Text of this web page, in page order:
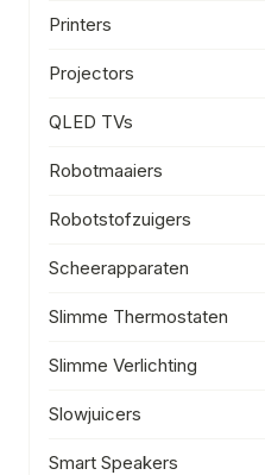
Printers
Projectors
QLED TVs
Robotmaaiers
Robotstofzuigers
Scheerapparaten
Slimme Thermostaten
Slimme Verlichting
Slowjuicers
Smart Speakers